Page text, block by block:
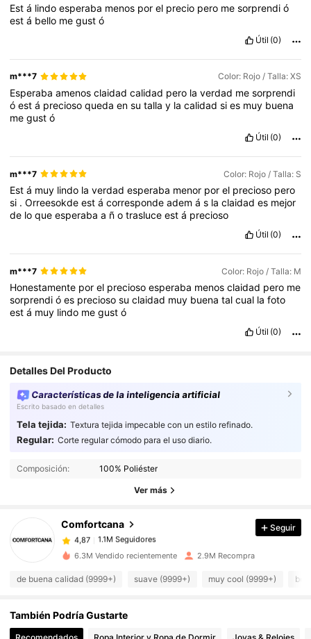
Está lindoesperaba menos porel precio pero mesorprendió
está bello megustó
Útil (0)
m***7 Color: Rojo / Talla: XS
Esperabaamenosclaidadcalidad pero laverdad mesorprendi
óestá preciosoquedaensutallay lacalidadsies muy buena
megustó
Útil (0)
m***7 Color: Rojo / Talla: S
Está muy lindo laverdadesperaba menor porel precioso pero
si .Orreesokdeestácorrespondeademás laclaidades mejor
de loqueesperabaa ñotrasluceestá precioso
Útil (0)
m***7 Color: Rojo / Talla: M
Honestamente porel preciosoesperaba menosclaidad pero me
sorprendióes preciososuclaidad muy buenatalcual lafoto
está muy lindo megustó
Útil (0)
Detalles Del Producto
Características de la inteligencia artificial
Escrito basado en detalles
Tela tejida: Textura tejida impecable con un estilo refinado.
Regular: Corte regular cómodo para el uso diario.
Composición: 100% Poliéster
Ver más
Comfortcana
4,87 1.1M Seguidores
1.1M Seguidores
4,87
1.1M Seguidores
n***z pagóHace 1 día
4,87 1.1M Seguidores
Seguir
6.3M Vendido recientemente 2.9M Recompra
de buena calidad (9999+) suave (9999+) muy cool (9999+)
También Podría Gustarte